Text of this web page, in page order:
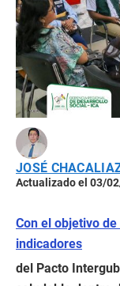
JOSÉ
Actualizado el 03/
Con el objetivo
indicadores
del Pacto